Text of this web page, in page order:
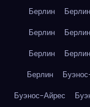
Берлин Берлин
Берлин
Берлин
Берлин
Берлин
Берлин
Буэнос-Айрес